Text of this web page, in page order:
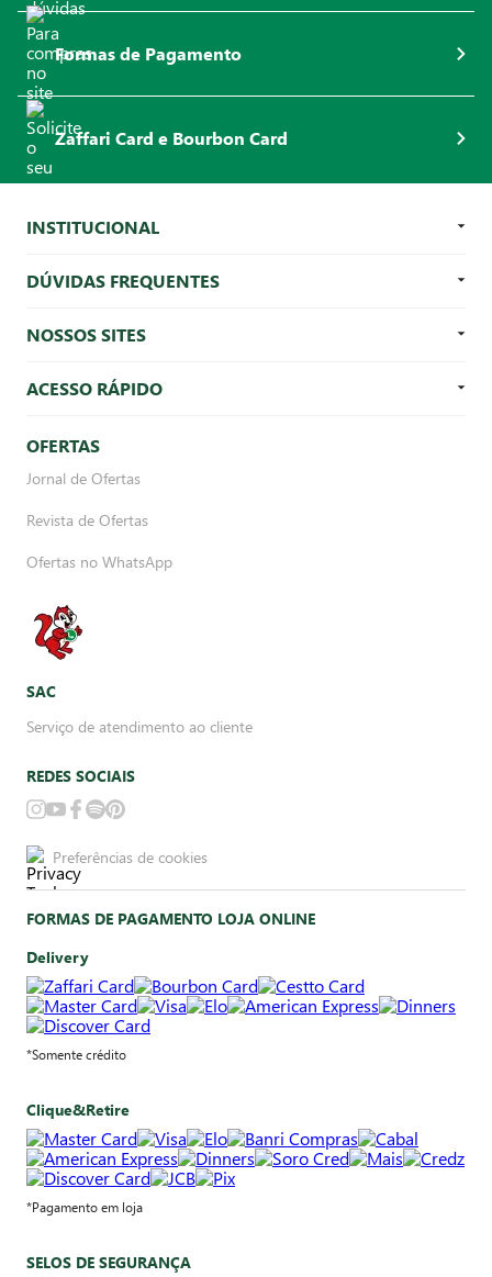
Formas de Pagamento
Zaffari Card e Bourbon Card
INSTITUCIONAL
DÚVIDAS FREQUENTES
NOSSOS SITES
ACESSO RÁPIDO
OFERTAS
Jornal de Ofertas
Revista de Ofertas
Ofertas no WhatsApp
SAC
Serviço de atendimento ao cliente
REDES SOCIAIS
Preferências de cookies
FORMAS DE PAGAMENTO LOJA ONLINE
Delivery
*Somente crédito
Clique&Retire
*Pagamento em loja
SELOS DE SEGURANÇA